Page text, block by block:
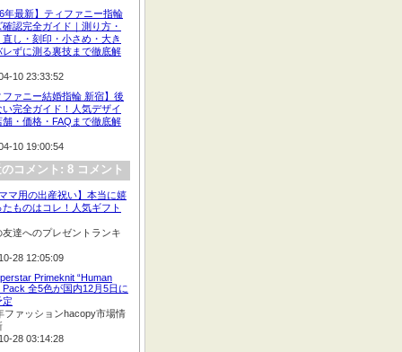
年最新】ティファニー指輪
認完全ガイド｜測り方・
直し・刻印・小さめ・大き
レずに測る裏技まで徹底解
10 23:33:52
ファニー結婚指輪 新宿】後
い完全ガイド！人気デザイ
舗・価格・FAQまで徹底解
10 19:00:54
コメント: 8 コメント
マ用の出産祝い】本当に嬉
たものはコレ！人気ギフト
友達へのプレゼントランキ
28 12:05:09
Primeknit “Human
Pack 全5色が国内12月5日に
定
ファッションhacopy市場情
28 03:14:28